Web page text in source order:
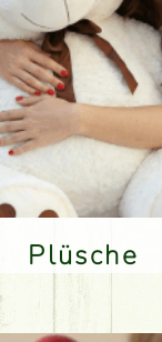
Plüsche